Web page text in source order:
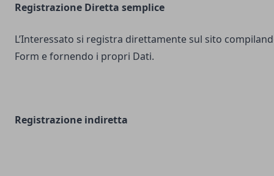
Registrazione Diretta semplice
L’Interessato si registra direttamente sul sito
Form e fornendo i propri Dati.
Registrazione indiretta